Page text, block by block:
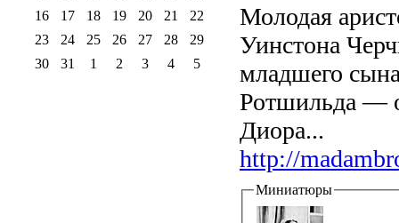
Молодая
Уинстона
младшего
Ротшильда —
Диора...
http://
Миниатюры
16
17 18 19 20 21
22
23
24 25 26 27 28
29
30
31 1 2 3 4 5